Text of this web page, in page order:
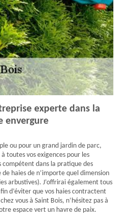
experte dans la
envergure
ou pour un grand jardin de parc,
toutes vos exigences pour les
compétent dans la pratique des
haies de n’importe quel dimension
arbustives). J’offrirai également tous
d’éviter que vos haies contractent
vous à Saint Bois, n’hésitez pas à
espace vert un havre de paix.